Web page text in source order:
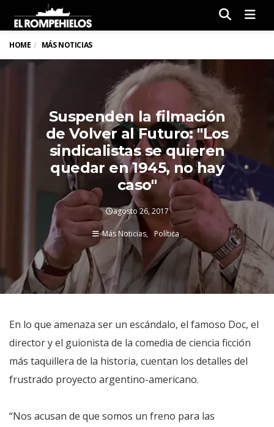
HOME MÁS NOTICIAS
Suspenden la filmación
de Volver al Futuro: "Los
sindicalistas se quieren
quedar en 1945, no hay
caso"
agosto 26, 2017
Más Noticias Política
En lo que amenaza ser un escándalo, el famoso Doc, el
director y el guionista de la comedia de ciencia ficción
más taquillera de la historia, cuentan los detalles del
frustrado proyecto argentino-americano.
“Nos acusan de que somos un freno para las